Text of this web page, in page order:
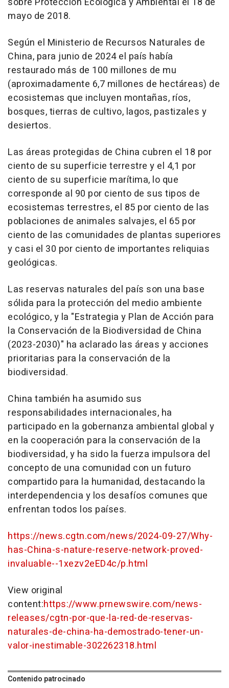
mayo de 2018.
Según el Ministerio de Recursos Naturales de
China, para junio de 2024 el país había
restaurado más de 100 millones de mu
(aproximadamente 6,7 millones de hectáreas) de
ecosistemas que incluyen montañas, ríos,
bosques, tierras de cultivo, lagos, pastizales y
desiertos.
Las áreas protegidas de China cubren el 18 por
ciento de su superficie terrestre y el 4,1 por
ciento de su superficie marítima, lo que
corresponde al 90 por ciento de sus tipos de
ecosistemas terrestres, el 85 por ciento de las
poblaciones de animales salvajes, el 65 por
ciento de las comunidades de plantas superiores
y casi el 30 por ciento de importantes reliquias
geológicas.
Las reservas naturales del país son una base
sólida para la protección del medio ambiente
ecológico, y la "Estrategia y Plan de Acción para
la Conservación de la Biodiversidad de China
(2023-2030)" ha aclarado las áreas y acciones
prioritarias para la conservación de la
biodiversidad.
China también ha asumido sus
responsabilidades internacionales, ha
participado en la gobernanza ambiental global y
en la cooperación para la conservación de la
biodiversidad, y ha sido la fuerza impulsora del
concepto de una comunidad con un futuro
compartido para la humanidad, destacando la
interdependencia y los desafíos comunes que
enfrentan todos los países.
https://news.cgtn.com/news/2024-09-27/Why-
has-China-s-nature-reserve-network-proved-
invaluable--1xezv2eED4c/p.html
View original
content:https://www.prnewswire.com/news-
releases/cgtn-por-que-la-red-de-reservas-
naturales-de-china-ha-demostrado-tener-un-
valor-inestimable-302262318.html
Contenido patrocinado